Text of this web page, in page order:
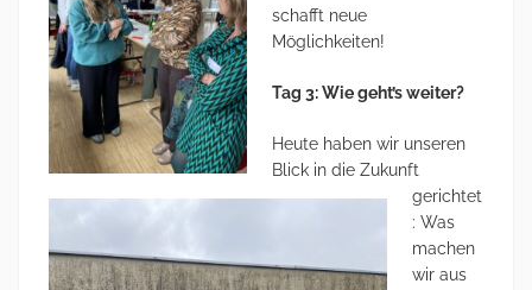
schafft neue
Möglichkeiten!
Tag 3: Wie geht’s weiter?
Heute haben wir unseren
Blick in die Zukunft
gerichtet
: Was
machen
wir aus